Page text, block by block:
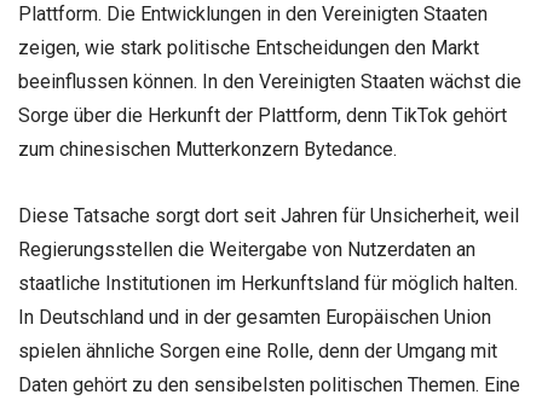
Plattform. Die Entwicklungen in den Vereinigten Staaten
zeigen, wie stark politische Entscheidungen den Markt
beeinflussen können. In den Vereinigten Staaten wächst die
Sorge über die Herkunft der Plattform, denn TikTok gehört
zum chinesischen Mutterkonzern Bytedance.
Diese Tatsache sorgt dort seit Jahren für Unsicherheit, weil
Regierungsstellen die Weitergabe von Nutzerdaten an
staatliche Institutionen im Herkunftsland für möglich halten.
In Deutschland und in der gesamten Europäischen Union
spielen ähnliche Sorgen eine Rolle, denn der Umgang mit
Daten gehört zu den sensibelsten politischen Themen. Eine